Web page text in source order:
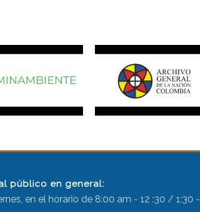
público en general:
en el horario de 8:00 am - 12 :30 / 1:30 -